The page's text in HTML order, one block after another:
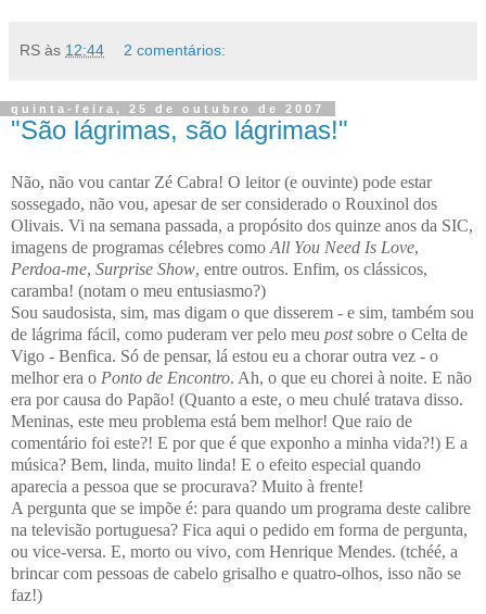
RS às 12:44 2 comentários:
quinta-feira, 25 de outubro de 2007
"São lágrimas, são lágrimas!"
Não, não vou cantar Zé Cabra! O leitor (e ouvinte) pode estar
sossegado, não vou, apesar de ser considerado o Rouxinol dos
Olivais. Vi na semana passada, a propósito dos quinze anos da SIC,
imagens de programas célebres como All You Need Is Love,
Perdoa-me, Surprise Show, entre outros. Enfim, os clássicos,
caramba! (notam o meu entusiasmo?)
Sou saudosista, sim, mas digam o que disserem - e sim, também sou
de lágrima fácil, como puderam ver pelo meu postsobre o Celta de
Vigo - Benfica. Só de pensar, lá estou eu a chorar outra vez - o
melhor era o Ponto de Encontro. Ah, o que eu chorei à noite. E não
era por causa do Papão! (Quanto a este, o meu chulé tratava disso.
Meninas, este meu problema está bem melhor! Que raio de
comentário foi este?! E por que é que exponho a minha vida?!) E a
música? Bem, linda, muito linda! E o efeito especial quando
aparecia a pessoa que se procurava? Muito à frente!
A pergunta que se impõe é: para quando um programa deste calibre
na televisão portuguesa? Fica aqui o pedido em forma de pergunta,
ou vice-versa. E, morto ou vivo, com Henrique Mendes. (tchéé, a
brincar com pessoas de cabelo grisalho e quatro-olhos, isso não se
faz!)